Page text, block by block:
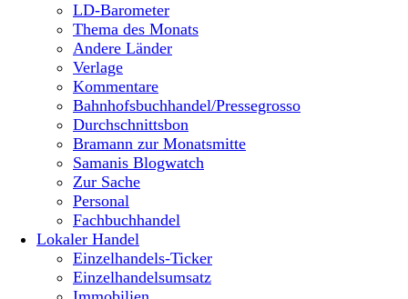
LD-Barometer
Thema des Monats
Andere Länder
Verlage
Kommentare
Bahnhofsbuchhandel/Pressegrosso
Durchschnittsbon
Bramann zur Monatsmitte
Samanis Blogwatch
Zur Sache
Personal
Fachbuchhandel
Lokaler Handel
Einzelhandels-Ticker
Einzelhandelsumsatz